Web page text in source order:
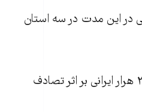
در اين مدت در سه استان
تصادفات يکی از سه دليل مرگ و ميرها در ايران است. سالانه بين ۲۰ تا ۳۰ هرار ايرانی بر اثر تصادف